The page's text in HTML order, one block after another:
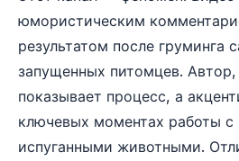
юмористическим
результатом после груминга
запущенных питомцев.
показывает процесс, а
ключевых моментах работы
испуганными животными.